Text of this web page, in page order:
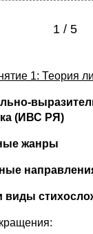
1 / 5
1: Теория
(ИВС РЯ)
жанры
виды